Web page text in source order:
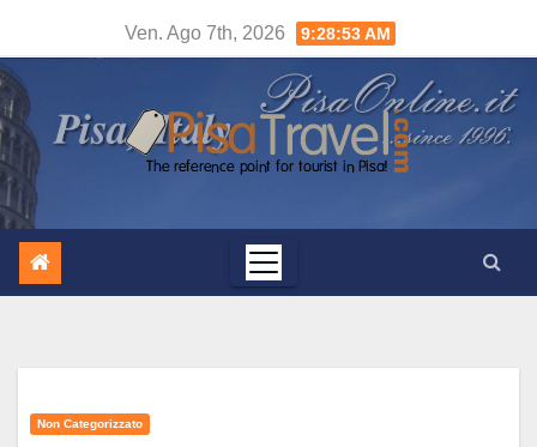
contenuto
Ven. Ago 7th, 2026 9:28:53 AM
Non Categorizzato